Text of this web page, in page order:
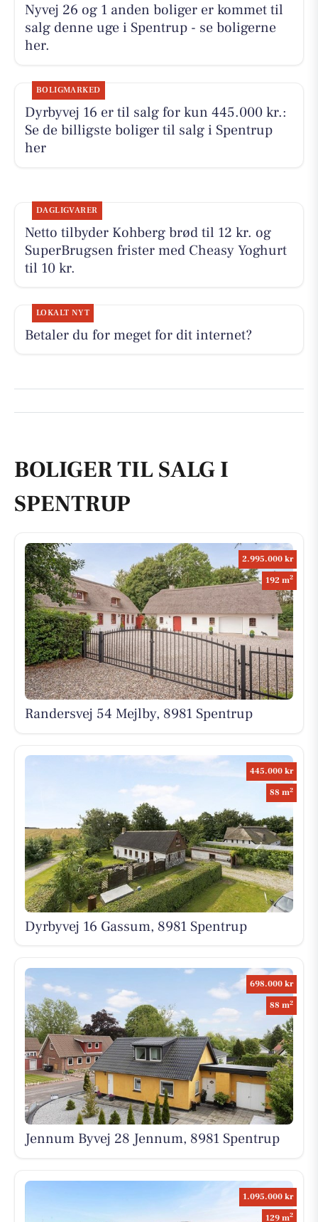
Nyvej 26 og 1 anden boliger er kommet til
salg denne uge i Spentrup - se boligerne
her.
BOLIGMARKED
Dyrbyvej 16 er til salg for kun 445.000 kr.:
Se de billigste boliger til salg i Spentrup
her
DAGLIGVARER
Netto tilbyder Kohberg brød til 12 kr. og
SuperBrugsen frister med Cheasy Yoghurt
til 10 kr.
LOKALT NYT
Betaler du for meget for dit internet?
BOLIGER TIL SALG I
SPENTRUP
2.995.000 kr
192 m2
Randersvej 54 Mejlby, 8981 Spentrup
445.000 kr
88 m2
Dyrbyvej 16 Gassum, 8981 Spentrup
698.000 kr
88 m2
Jennum Byvej 28 Jennum, 8981 Spentrup
1.095.000 kr
129 m2